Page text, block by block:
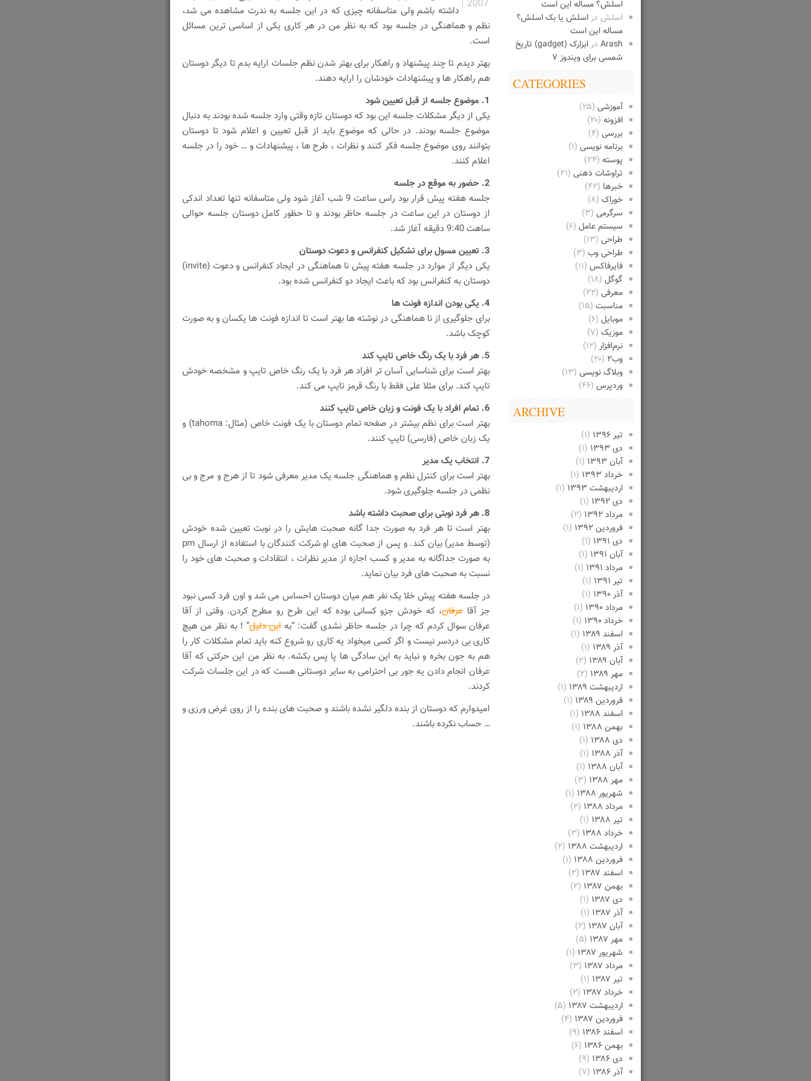
اسلش؟ مساله این است
اسلش دراسلش یا بک اسلش؟
مساله این است
Arash در
ابزارک (gadget) تاریخ
شمسی برای ویندوز ۷
CATEGORIES
آموزشی (۲۵)
افزونه (۲۰)
بررسی (۴)
برنامه نویسی (۱)
پوسته (۲۴)
تراوشات ذهنی (۲۱)
خبرها (۴۲)
خوراک (۸)
سرگرمی (۳)
سیستم عامل (۶)
طراحی (۱۳)
طراحی وب (۳)
فایرفاکس (۱۱)
گوگل (۱۸)
معرفی (۲۲)
مناسبت (۱۵)
موبایل (۶)
موزیک (۷)
نرم‌افزار (۱۲)
وب۲ (۲۰)
وبلاگ نویسی (۱۳)
وردپرس (۴۶)
ARCHIVE
تیر ۱۳۹۶
(۱)
دی ۱۳۹۳
(۱)
آبان ۱۳۹۳
(۱)
خرداد ۱۳۹۳
(۱)
اردیبهشت ۱۳۹۳
(۱)
دی ۱۳۹۲
(۱)
مرداد ۱۳۹۲
(۲)
فروردین ۱۳۹۲
(۱)
دی ۱۳۹۱
(۱)
آبان ۱۳۹۱
(۱)
مرداد ۱۳۹۱
(۱)
تیر ۱۳۹۱
(۱)
آذر ۱۳۹۰
(۱)
مرداد ۱۳۹۰
(۱)
خرداد ۱۳۹۰
(۱)
اسفند ۱۳۸۹
(۱)
آذر ۱۳۸۹
(۱)
آبان ۱۳۸۹
(۲)
مهر ۱۳۸۹
(۲)
اردیبهشت ۱۳۸۹
(۱)
فروردین ۱۳۸۹
(۱)
اسفند ۱۳۸۸
(۱)
بهمن ۱۳۸۸
(۱)
دی ۱۳۸۸
(۱)
آذر ۱۳۸۸
(۱)
آبان ۱۳۸۸
(۱)
مهر ۱۳۸۸
(۳)
شهریور ۱۳۸۸
(۱)
مرداد ۱۳۸۸
(۲)
تیر ۱۳۸۸
(۱)
خرداد ۱۳۸۸
(۳)
اردیبهشت ۱۳۸۸
(۲)
فروردین ۱۳۸۸
(۱)
اسفند ۱۳۸۷
(۲)
بهمن ۱۳۸۷
(۲)
دی ۱۳۸۷
(۱)
آذر ۱۳۸۷
(۱)
آبان ۱۳۸۷
(۲)
مهر ۱۳۸۷
(۵)
شهریور ۱۳۸۷
(۱)
مرداد ۱۳۸۷
(۳)
تیر ۱۳۸۷
(۱)
خرداد ۱۳۸۷
(۲)
اردیبهشت ۱۳۸۷
(۵)
فروردین ۱۳۸۷
(۴)
اسفند ۱۳۸۶
(۹)
بهمن ۱۳۸۶
(۶)
دی ۱۳۸۶
(۹)
آذر ۱۳۸۶
(۷)
2007
داشته باشم ولی متاسفانه چیزی که در این جلسه به ندرت مشاهده می شد،
نظم و هماهنگی در جلسه بود که به نظر من در هر کاری یکی از اساسی ترین مسائل
است.
بهتر دیدم تا چند پیشنهاد و راهکار برای بهتر شدن نظم جلسات ارایه بدم تا دیگر دوستان
هم راهکار ها و پیشنهادات خودشان را ارایه دهند.
1. موضوع جلسه از قبل تعیین شود
یکی از دیگر مشکلات جلسه این بود که دوستان تازه وقتی وارد جلسه شده بودند به دنبال
موضوع جلسه بودند. در حالی که موضوع باید از قبل تعیین و اعلام شود تا دوستان
بتوانند روی موضوع جلسه فکر کنند و نظرات ، طرح ها ، پیشنهادات و … خود را در جلسه
اعلام کنند.
2. حضور به موقع در جلسه
جلسه هفته پیش قرار بود راس ساعت 9 شب آغاز شود ولی متاسفانه تنها تعداد اندکی
از دوستان در این ساعت در جلسه حاظر بودند و تا حظور کامل دوستان جلسه حوالی
ساهت 9:40 دقیقه آغاز شد.
3. تعیین مسول برای تشکیل کنفرانس و دعوت دوستان
یکی دیگر از موارد در جلسه هفته پیش نا هماهنگی در ایجاد کنفرانس و دعوت (invite)
دوستان به کنفرانس بود که باعث ایجاد دو کنفرانس شده بود.
4. یکی بودن اندازه فونت ها
برای جلوگیری از نا هماهنگی در نوشته ها بهتر است تا اندازه فونت ها یکسان و به صورت
کوچک باشد.
5. هر فرد با یک رنگ خاص تایپ کند
بهتر است برای شناسایی آسان تر افراد هر فرد با یک رنگ خاص تایپ و مشخصه خودش
تایپ کند. برای مثلا علی فقط با رنگ قرمز تایپ می کند.
6. تمام افراد با یک فونت و زبان خاص تایپ کنند
بهتر است برای نظم بیشتر در صفحه تمام دوستان با یک فونت خاص (مثال: tahoma) و
یک زبان خاص (فارسی) تایپ کنند.
7. انتخاب یک مدیر
بهتر است برای کنترل نظم و هماهنگی جلسه یک مدیر معرفی شود تا از هرج و مرج و بی
نظمی در جلسه جلوگیری شود.
8. هر فرد نوبتی برای صحبت داشته باشد
بهتر است تا هر فرد به صورت جدا گانه صحبت هایش را در نوبت تعیین شده خودش
(توسط مدیر) بیان کند. و پس از صحبت های او شرکت کنندگان با استفاده از ارسال pm
به صورت جداگانه به مدیر و کسب اجازه از مدیر نظرات ، انتقادات و صحبت های خود را
نسبت به صحبت های فرد بیان نماید.
در جلسه هفته پیش خلا یک نفر هم میان دوستان احساس می شد و اون فرد کسی نبود
جز آقاعرفان، که خودش جزو کسانی بوده که این طرح رو مطرح کردن. وقتی از آقا
عرفان سوال کردم که چرا در جلسه حاظر نشدی گفت: “به این دلیل” ! به نظر من هیچ
کاری بی دردسر نیست و اگر کسی میخواد یه کاری رو شروع کنه باید تمام مشکلات کار را
هم به جون بخره و نباید به این سادگی ها پا پس بکشه. به نظر من این حرکتی که آقا
عرفان انجام دادن یه جور بی احترامی به سایر دوستانی هست که در این جلسات شرکت
کردند.
امیدوارم که دوستان از بنده دلگیر نشده باشند و صحبت های بنده را از روی غرض ورزی و
… حساب نکرده باشند.